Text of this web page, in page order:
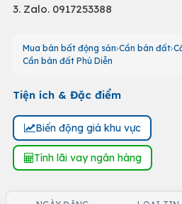
3. Zalo. 0917253388
Mua bán bất động sản Cần bán đất
Cần bán đất Phú Diễn
Tiện ích & Đặc điểm
Biến động giá khu vực
Tính lãi vay ngân hàng